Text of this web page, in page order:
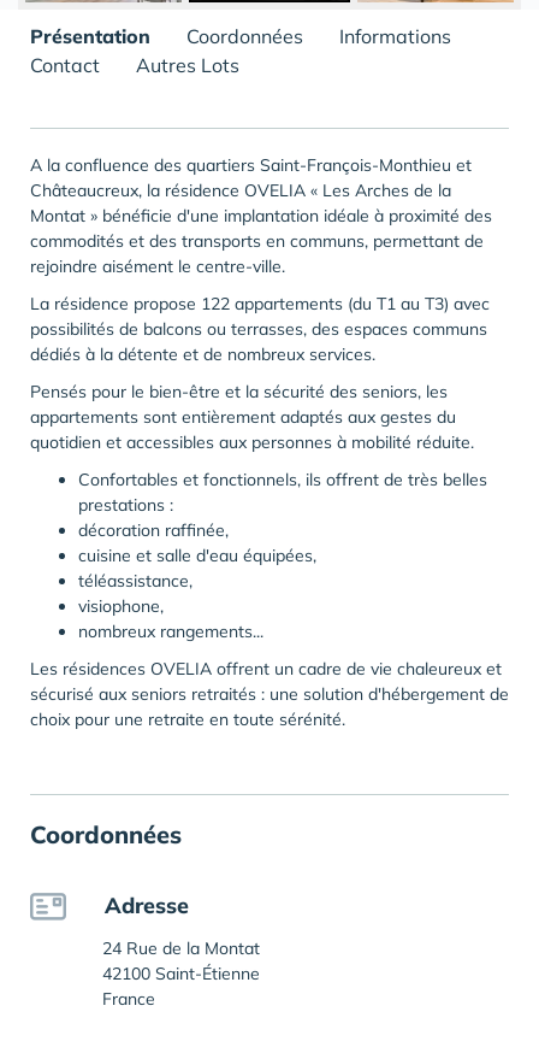
Présentation Coordonnées
Informations
Contact
Autres Lots
A la confluence des quartiers Saint-François-Monthieu et
Châteaucreux, la résidence OVELIA « Les Arches de la
Montat » bénéficie d'une implantation idéale à proximité des
commodités et des transports en communs, permettant de
rejoindre aisément le centre-ville.
La résidence propose 122 appartements (du T1 au T3) avec
possibilités de balcons ou terrasses, des espaces communs
dédiés à la détente et de nombreux services.
Pensés pour le bien-être et la sécurité des seniors, les
appartements sont entièrement adaptés aux gestes du
quotidien et accessibles aux personnes à mobilité réduite.
Confortables et fonctionnels, ils offrent de très belles
prestations :
décoration raffinée,
cuisine et salle d'eau équipées,
téléassistance,
visiophone,
nombreux rangements...
Les résidences OVELIA offrent un cadre de vie chaleureux et
sécurisé aux seniors retraités : une solution d'hébergement de
choix pour une retraite en toute sérénité.
Coordonnées
Adresse
24 Rue de la Montat
42100 Saint-Étienne
France